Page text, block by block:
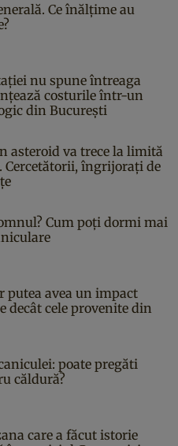
Ce înălțime au
nu spune întreaga
costurile într-un
din București
asteroid va trece la limită
Cercetătorii, îngrijorați de
Cum poți dormi mai
putea avea un impact
decât cele provenite din
poate pregăti
căldură?
care a făcut istorie